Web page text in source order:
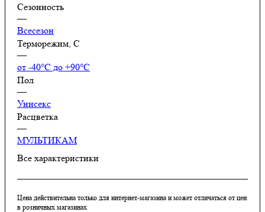
Сезонность
—
Всесезон
Терморежим, C
—
от -40°С до +90°С
Пол
—
Унисекс
Расцветка
—
МУЛЬТИКАМ
Все характеристики
Цена действительна только для интернет-магазина и может отличаться от цен
в розничных магазинах